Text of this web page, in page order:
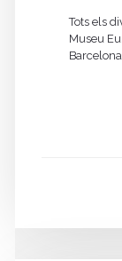
Tots els
Museu
Barcelona